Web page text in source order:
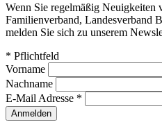
Wenn Sie regelmäßig Neuigkeiten
Familienverband, Landesverband
melden Sie sich zu unserem
* Pflichtfeld
Vorname
Nachname
E-Mail Adresse *